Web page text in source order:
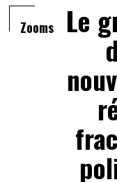
Zooms Le